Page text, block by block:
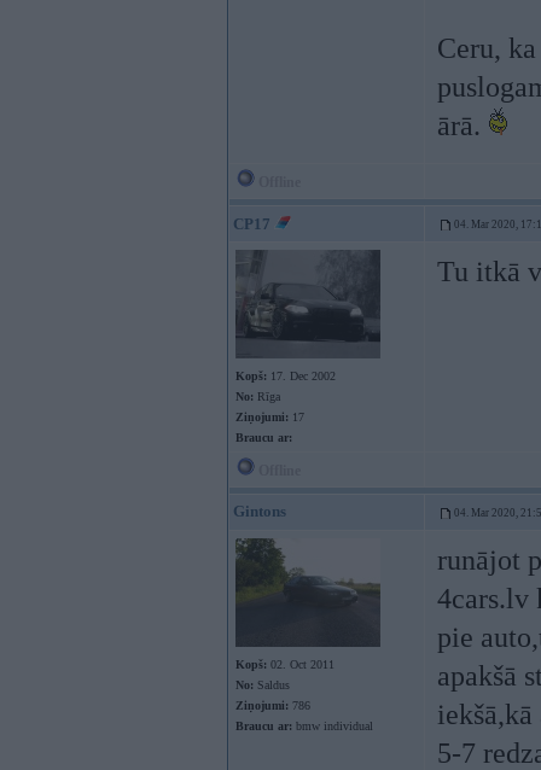
Ceru,
ārā.
CP17 04. Mar 2020,
Kopš: 17. Dec 2002
No: Rīga
Ziņojumi: 17
Braucu ar:
Tu itkā
Gintons 04. Mar 2020,
Kopš: 02. Oct 2011
No: Saldus
Ziņojumi: 786
Braucu ar: bmw individual
runājot
4cars.lv
pie
apakšā
5-7